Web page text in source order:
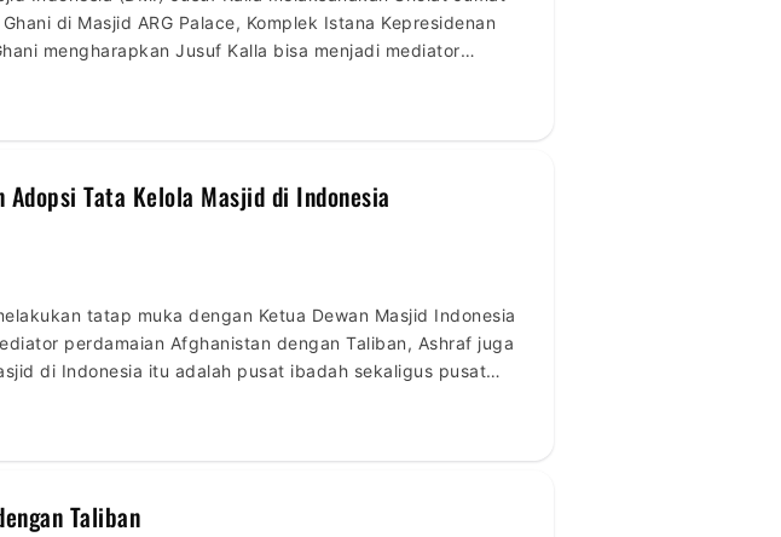
di Masjid ARG Palace, Komplek Istana Kepresidenan
mengharapkan Jusuf Kalla bisa menjadi mediator
terciptanya Perdamaian di Afganistan. Sumber :
jumat-bersama-presiden-afghanistan
Tata Kelola Masjid di Indonesia
tatap muka dengan Ketua Dewan Masjid Indonesia
perdamaian Afghanistan dengan Taliban, Ashraf juga
di Indonesia itu adalah pusat ibadah sekaligus pusat
di […]
Taliban